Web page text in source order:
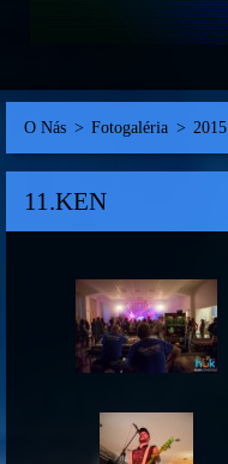
O Nás > Fotogaléria > 2015
11.KEN